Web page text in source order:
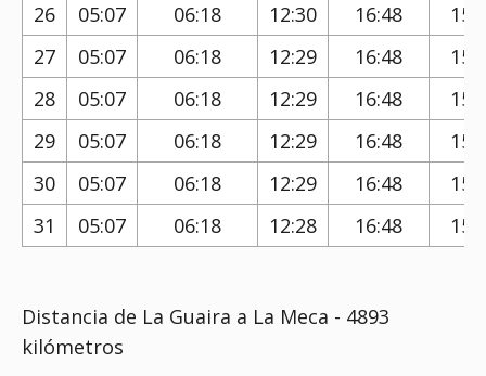
26
05:07 06:18 12:30 16:48
27
05:07 06:18 12:29 16:48
28
05:07 06:18 12:29 16:48
29
05:07 06:18 12:29 16:48
30
05:07 06:18 12:29 16:48
31
05:07 06:18 12:28 16:48
Distancia de La Guaira a La Meca - 4893
kilómetros